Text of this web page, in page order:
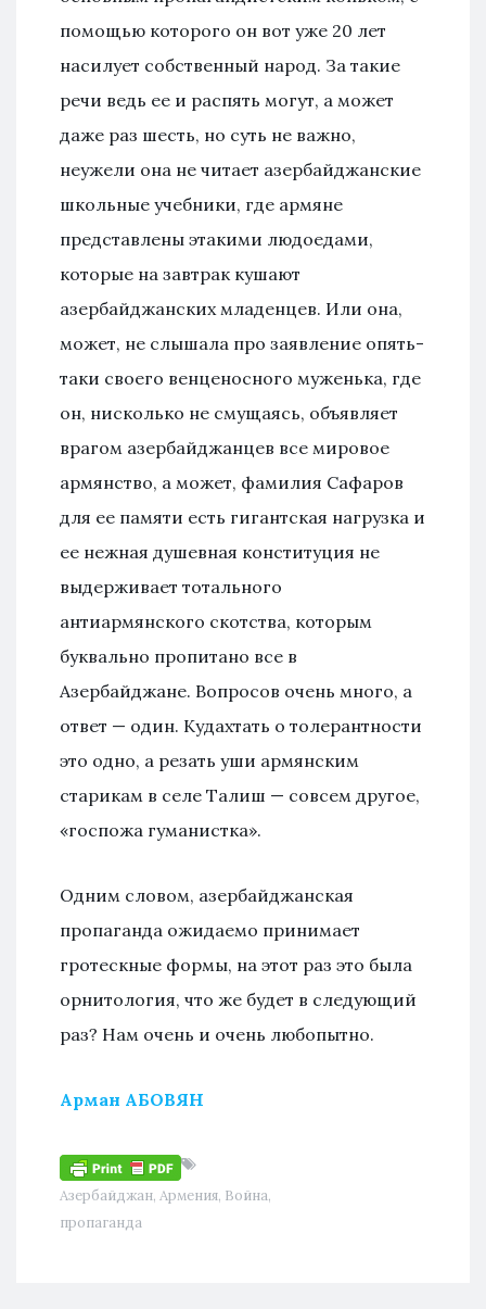
помощью которого он вот уже 20 лет
насилует собственный народ. За такие
речи ведь ее и распять могут, а может
даже раз шесть, но суть не важно,
неужели она не читает азербайджанские
школьные учебники, где армяне
представлены этакими людоедами,
которые на завтрак кушают
азербайджанских младенцев. Или она,
может, не слышала про заявление опять-
таки своего венценосного муженька, где
он, нисколько не смущаясь, объявляет
врагом азербайджанцев все мировое
армянство, а может, фамилия Сафаров
для ее памяти есть гигантская нагрузка и
ее нежная душевная конституция не
выдерживает тотального
антиармянского скотства, которым
буквально пропитано все в
Азербайджане. Вопросов очень много, а
ответ — один. Кудахтать о толерантности
это одно, а резать уши армянским
старикам в селе Талиш — совсем другое,
«госпожа гуманистка».
Одним словом, азербайджанская
пропаганда ожидаемо принимает
гротескные формы, на этот раз это была
орнитология, что же будет в следующий
раз? Нам очень и очень любопытно.
Арман АБОВЯН
Азербайджан, Армения, Война,
пропаганда